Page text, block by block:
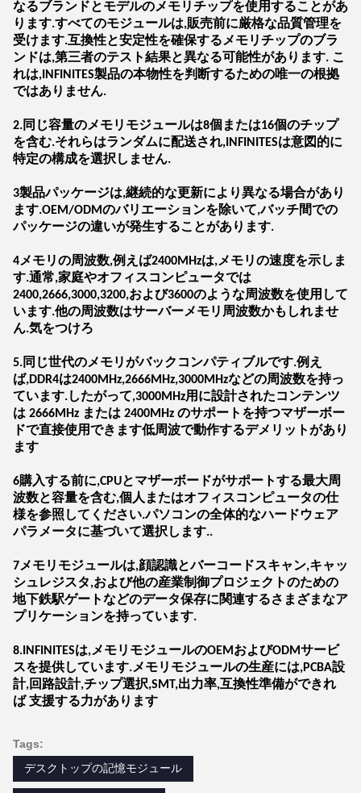
なるブランドとモデルのメモリチップを使用することがあ
ります.すべてのモジュールは,販売前に厳格な品質管理を
受けます.互換性と安定性を確保するメモリチップのブラ
ンドは,第三者のテスト結果と異なる可能性があります. こ
れは,INFINITES製品の本物性を判断するための唯一の根拠
ではありません.
2.同じ容量のメモリモジュールは8個または16個のチップ
を含む.それらはランダムに配送され,INFINITESは意図的に
特定の構成を選択しません.
3製品パッケージは,継続的な更新により異なる場合があり
ます.OEM/ODMのバリエーションを除いて,バッチ間での
パッケージの違いが発生することがあります.
4メモリの周波数,例えば2400MHzは,メモリの速度を示しま
す.通常,家庭やオフィスコンピュータでは
2400,2666,3000,3200,および3600のような周波数を使用して
います.他の周波数はサーバーメモリ周波数かもしれませ
ん.気をつけろ
5.同じ世代のメモリがバックコンパティブルです.例え
ば,DDR4は2400MHz,2666MHz,3000MHzなどの周波数を持っ
ています.したがって,3000MHz用に設計されたコンテンツ
は 2666MHz または 2400MHz のサポートを持つマザーボー
ドで直接使用できます低周波で動作するデメリットがあり
ます
6購入する前に,CPUとマザーボードがサポートする最大周
波数と容量を含む,個人またはオフィスコンピュータの仕
様を参照してください.パソコンの全体的なハードウェア
パラメータに基づいて選択します..
7メモリモジュールは,顔認識とバーコードスキャン,キャッ
シュレジスタ,および他の産業制御プロジェクトのための
地下鉄駅ゲートなどのデータ保存に関連するさまざまなア
プリケーションを持っています.
8.INFINITESは,メモリモジュールのOEMおよびODMサービ
スを提供しています.メモリモジュールの生産には,PCBA設
計,回路設計,チップ選択,SMT,出力率,互換性準備ができれ
ば 支援する力があります
Tags:
デスクトップの記憶モジュール